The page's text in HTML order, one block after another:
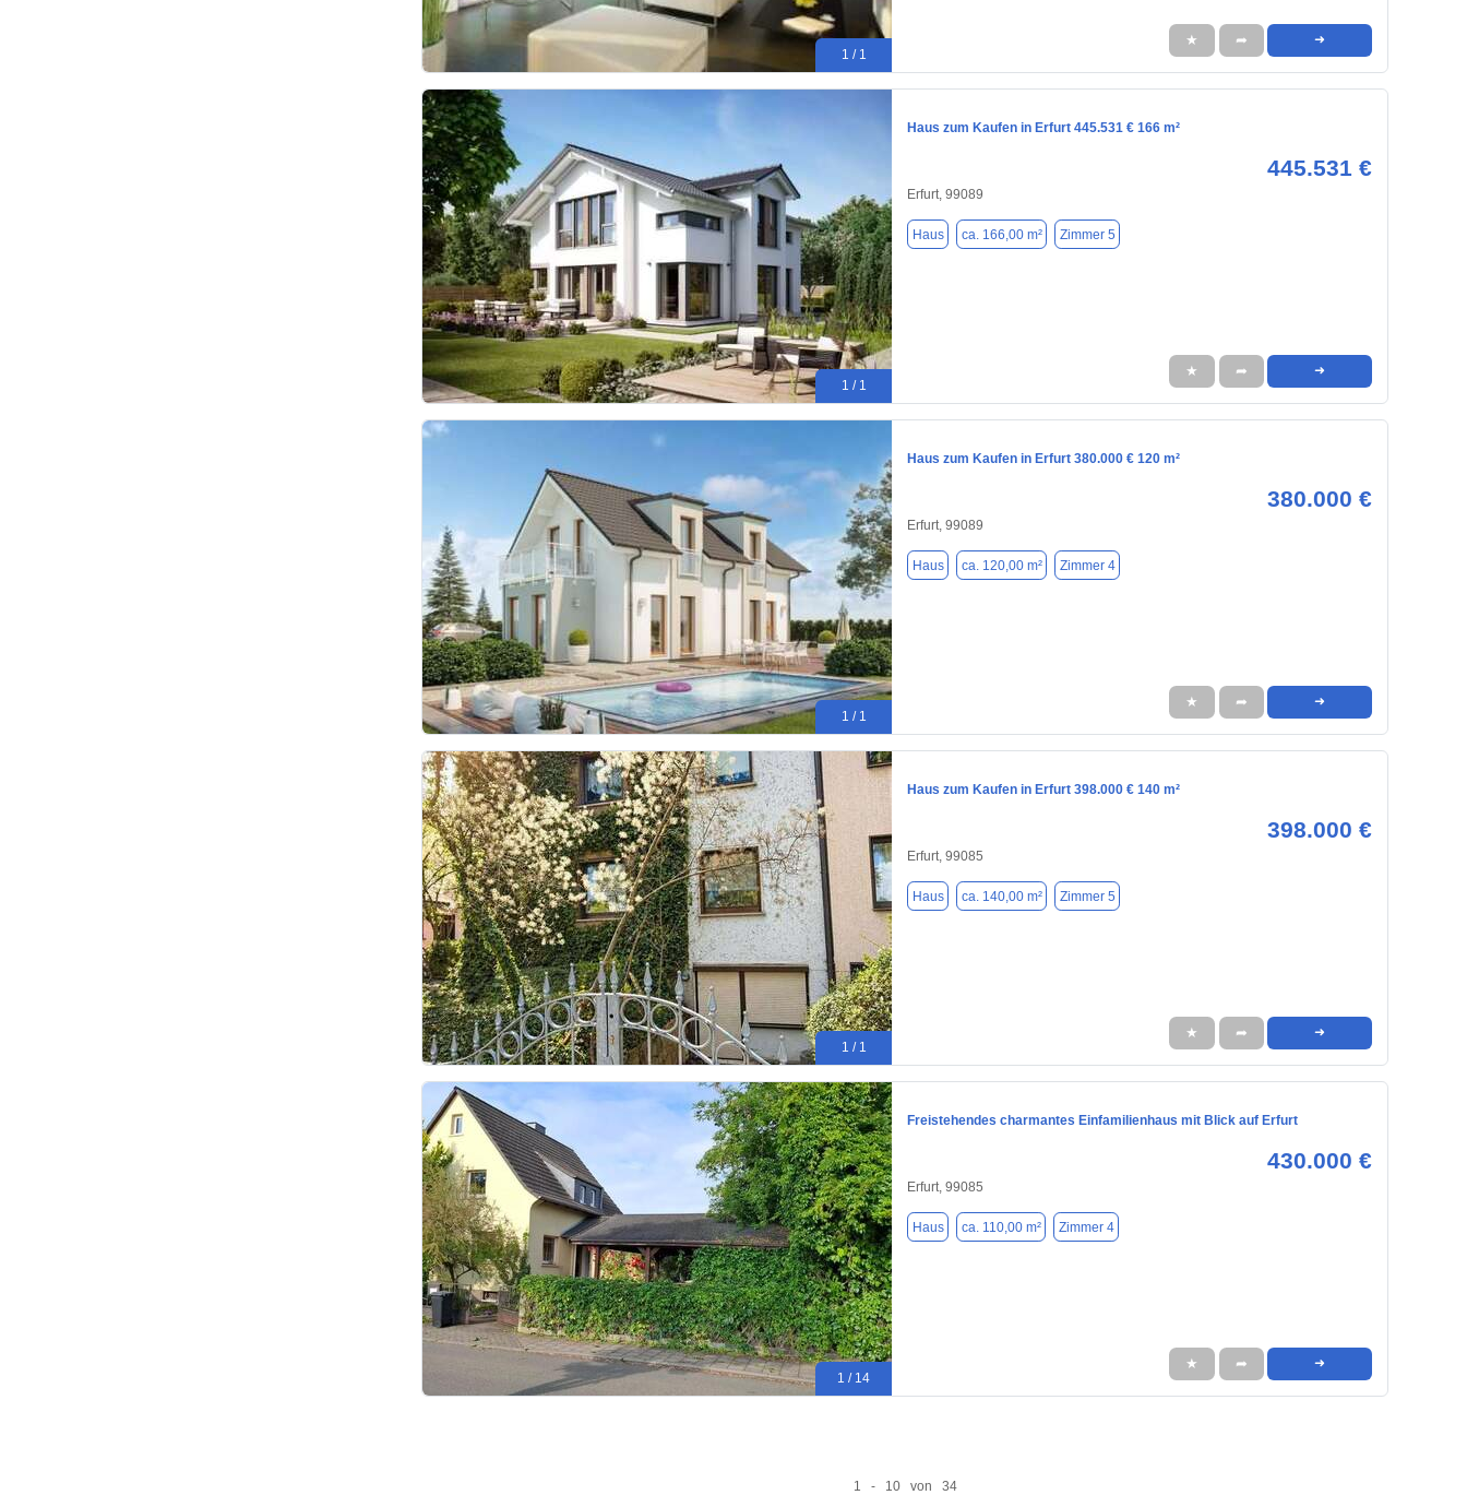
1 / 1
★ ➦ ➜
1 / 1
Haus zum Kaufen in Erfurt 445.531 € 166 m²
445.531 €
Erfurt, 99089
Haus ca. 166,00 m² Zimmer 5
★ ➦ ➜
1 / 1
Haus zum Kaufen in Erfurt 380.000 € 120 m²
380.000 €
Erfurt, 99089
Haus ca. 120,00 m² Zimmer 4
★ ➦ ➜
1 / 1
Haus zum Kaufen in Erfurt 398.000 € 140 m²
398.000 €
Erfurt, 99085
Haus ca. 140,00 m² Zimmer 5
★ ➦ ➜
1 / 14
Freistehendes charmantes Einfamilienhaus mit Blick auf Erfurt
430.000 €
Erfurt, 99085
Haus ca. 110,00 m² Zimmer 4
★ ➦ ➜
1 - 10 von 34